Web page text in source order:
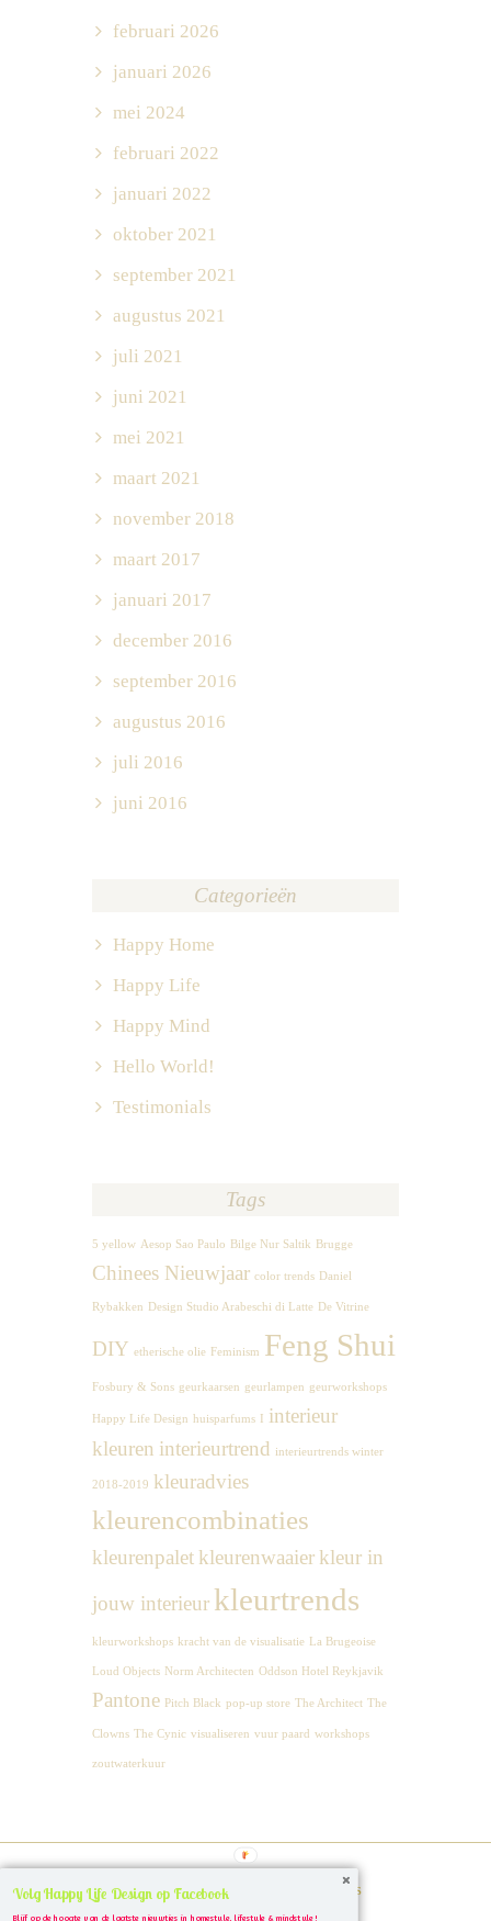
februari 2026
januari 2026
mei 2024
februari 2022
januari 2022
oktober 2021
september 2021
augustus 2021
juli 2021
juni 2021
mei 2021
maart 2021
november 2018
maart 2017
januari 2017
december 2016
september 2016
augustus 2016
juli 2016
juni 2016
Categorieën
Happy Home
Happy Life
Happy Mind
Hello World!
Testimonials
Tags
5 yellow Aesop Sao Paulo Bilge Nur Saltik Brugge
Chinees Nieuwjaar color trends Daniel
Rybakken Design Studio Arabeschi di Latte De Vitrine
DIY etherische olie Feminism Feng Shui
Fosbury & Sons geurkaarsen geurlampen geurworkshops
Happy Life Design huisparfums
interieur
kleuren interieurtrend interieurtrends winter
2018-2019 kleuradvies
kleurencombinaties
kleurenpaletkleurenwaaierkleur in
jouw interieurkleurtrends
kleurworkshops kracht van de visualisatie La Brugeoise
Loud Objects Norm Architecten Oddson Hotel Reykjavik
Pantone Pitch Black pop-up store The Architect The
Clowns The Cynic visualiseren vuur paard workshops
zoutwaterkuur
Site made with ♥ by Angie Makes
Volg Happy Life Design op Facebook
Blijf op de hoogte van de laatste nieuwtjes in homestyle, lifestyle & mindstyle !